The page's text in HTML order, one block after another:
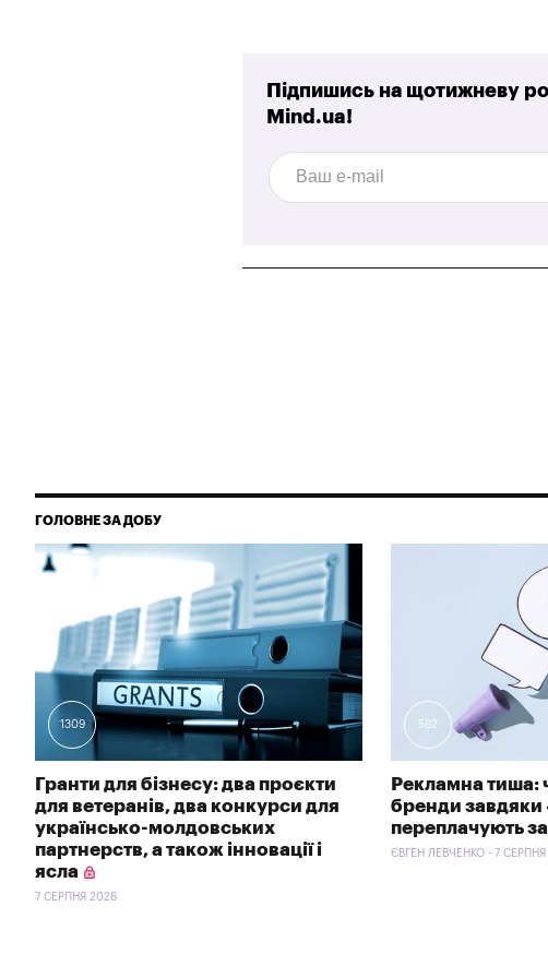
Підпишись на щотижневу
Mind.ua!
ГОЛОВНЕ ЗА ДОБУ
1309
Гранти для бізнесу: два проєкти
для ветеранів, два конкурси для
українсько-молдовських
партнерств, а також інновації і
ясла
7 СЕРПНЯ 2026
562
Рекламна тиша:
бренди завдяки
переплачують
ЄВГЕН ЛЕВЧЕНКО - 7 СЕРПНЯ